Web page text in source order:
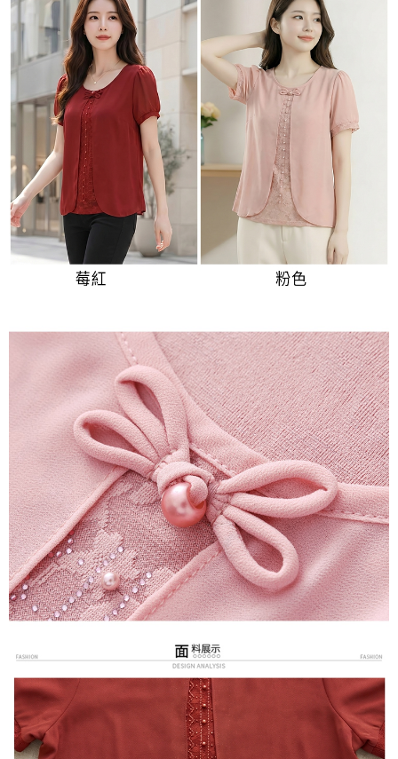
４．使用「AFTEE先享後付」時，將依據個別帳號之用戶狀況，依本公司即
時審查核予不同之上限額度；若仍有額度不足之情形，本公司將視審查結果
請求用戶進行身份認證。
５．嚴禁一人註冊多個帳號或使用他人資訊註冊。若發現惡意使用之情形，
恩沛科技股份有限公司將有權停止該用戶之使用額度並採取法律行動。
每筆NT$80，滿NT$699(含以上)免運費
每筆NT$70，滿NT$699(含以上)免運費
離島-郵局寄送
每筆NT$90，滿NT$699(含以上)免運費